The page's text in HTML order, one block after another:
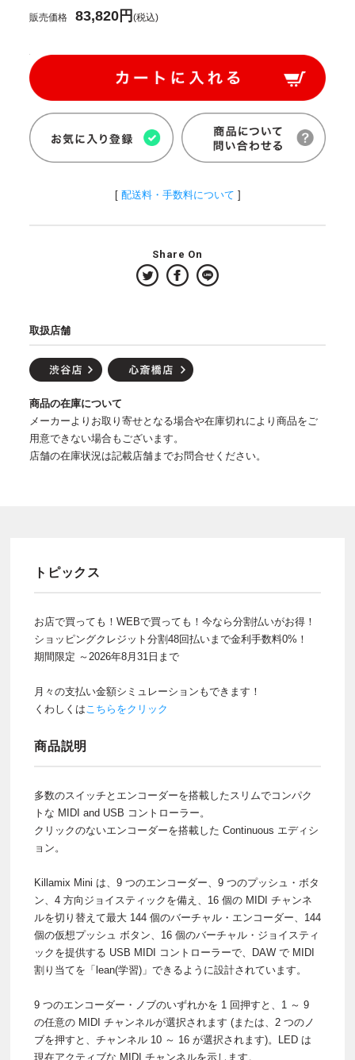
販売価格 83,820円(税込)
[ 配送料・手数料について ]
Share On
取扱店舗
商品の在庫について
メーカーよりお取り寄せとなる場合や在庫切れにより商品をご
用意できない場合もございます。
店舗の在庫状況は記載店舗までお問合せください。
トピックス
お店で買っても！WEBで買っても！今なら分割払いがお得！
ショッピングクレジット分割48回払いまで金利手数料0%！
期間限定 ～2026年8月31日まで
月々の支払い金額シミュレーションもできます！
くわしくはこちらをクリック
商品説明
多数のスイッチとエンコーダーを搭載したスリムでコンパク
トな MIDI and USB コントローラー。
クリックのないエンコーダーを搭載した Continuous エディシ
ョン。
Killamix Mini は、9 つ​​のエンコーダー、9 つのプッシュ・ボタ
ン、4 方向ジョイスティックを備え、16 個の MIDI チャンネ
ルを切り替えて最大 144 個のバーチャル・エンコーダー、144
個の仮想プッシュ ボタン、16 個のバーチャル・ジョイスティ
ックを提供する USB MIDI コントローラーで、DAW で MIDI
割り当てを「lean(学習)」できるように設計されています。
9 つのエンコーダー・ノブのいずれかを 1 回押すと、1 ～ 9
の任意の MIDI チャンネルが選択されます (または、2 つのノ
ブを押すと、チャンネル 10 ～ 16 が選択されます)。LED は
現在アクティブな MIDI チャンネルを示します。